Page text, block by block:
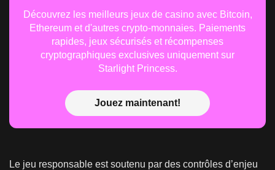
Découvrez les meilleurs jeux de casino avec Bitcoin,
Ethereum et d'autres crypto-monnaies. Paiements
rapides, jeux sécurisés et récompenses
cryptographiques exclusives uniquement sur
Starlight Princess.
Jouez maintenant!
Le jeu responsable est soutenu par des contrôles d’enjeu